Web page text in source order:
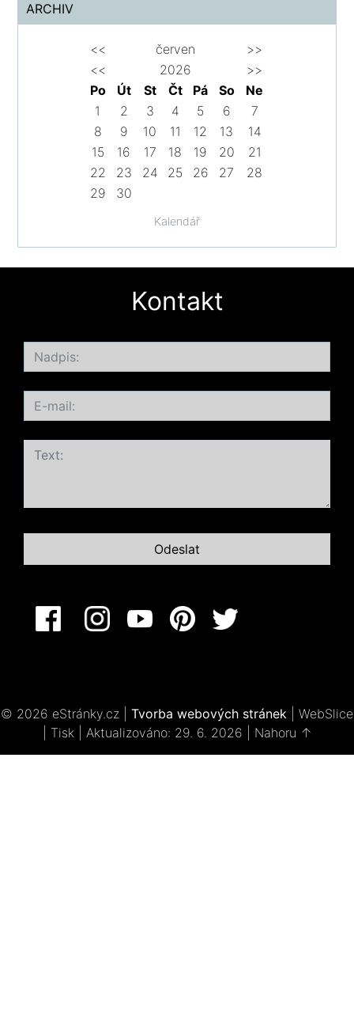
ARCHIV
Kalendář
<< červen
>>
<<
2026
>>
Po
Út St Čt Pá So
Ne
1
2 3 4 5 6
7
8
9 10 11 12 13
14
15
16 17 18 19 20
21
22
23 24 25 26 27
28
29
30
Kontakt
© 2026 eStránky.cz Tvorba webových stránek
WebSlice
Tisk| Aktualizováno: 29. 6. 2026 Nahoru ↑